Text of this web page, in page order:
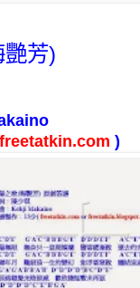
艷芳)
freetatkin.com )